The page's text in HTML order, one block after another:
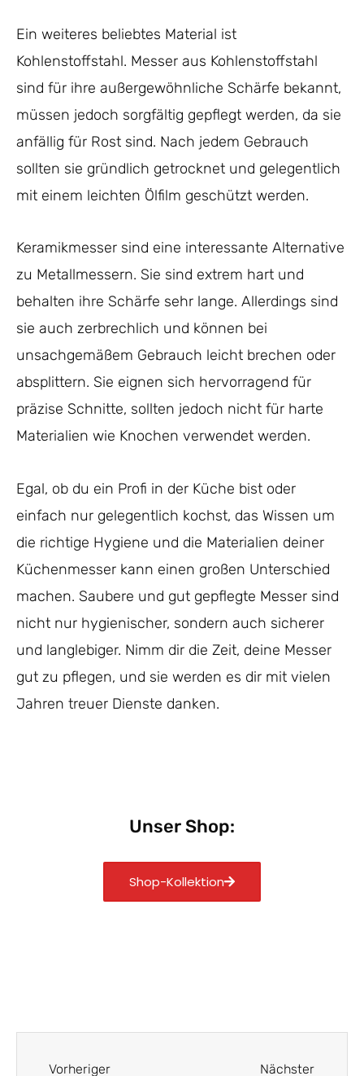
Ein weiteres beliebtes Material ist
Kohlenstoffstahl. Messer aus Kohlenstoffstahl
sind für ihre außergewöhnliche Schärfe bekannt,
müssen jedoch sorgfältig gepflegt werden, da sie
anfällig für Rost sind. Nach jedem Gebrauch
sollten sie gründlich getrocknet und gelegentlich
mit einem leichten Ölfilm geschützt werden.
Keramikmesser sind eine interessante Alternative
zu Metallmessern. Sie sind extrem hart und
behalten ihre Schärfe sehr lange. Allerdings sind
sie auch zerbrechlich und können bei
unsachgemäßem Gebrauch leicht brechen oder
absplittern. Sie eignen sich hervorragend für
präzise Schnitte, sollten jedoch nicht für harte
Materialien wie Knochen verwendet werden.
Egal, ob du ein Profi in der Küche bist oder
einfach nur gelegentlich kochst, das Wissen um
die richtige Hygiene und die Materialien deiner
Küchenmesser kann einen großen Unterschied
machen. Saubere und gut gepflegte Messer sind
nicht nur hygienischer, sondern auch sicherer
und langlebiger. Nimm dir die Zeit, deine Messer
gut zu pflegen, und sie werden es dir mit vielen
Jahren treuer Dienste danken.
Unser Shop:
Shop-Kollektion
Vorheriger Nächster